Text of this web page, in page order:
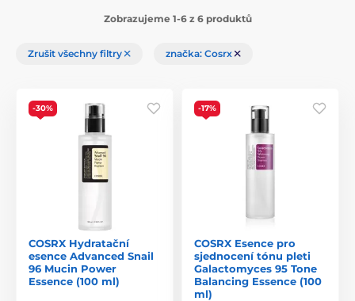
Zobrazujeme 1-6 z 6 produktů
Zrušit všechny filtry značka: Cosrx
-30%
COSRX Hydratační
esence Advanced Snail
96 Mucin Power
Essence (100 ml)
-17%
COSRX Esence pro
sjednocení tónu pleti
Galactomyces 95 Tone
Balancing Essence (100
ml)